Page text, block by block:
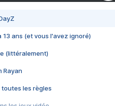
13 ans (et vous l'avez ignoré)
(littéralement)
Rayan
toutes les règles